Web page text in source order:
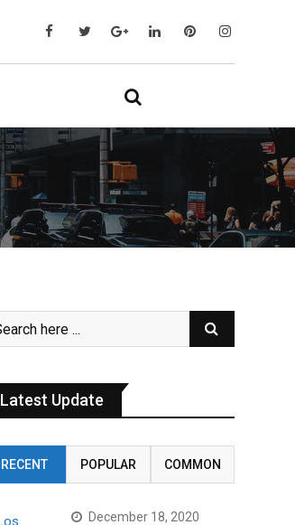
Latest Update
RECENT POPULAR COMMON
December 18, 2020